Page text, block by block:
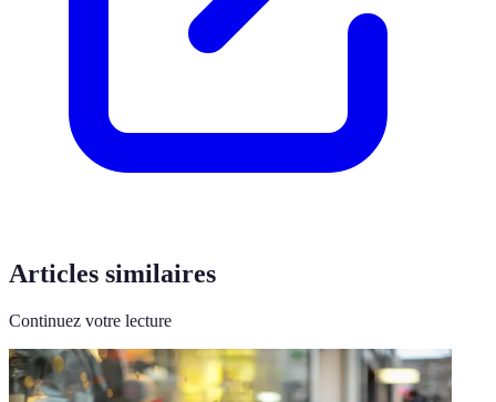
Articles similaires
Continuez votre lecture